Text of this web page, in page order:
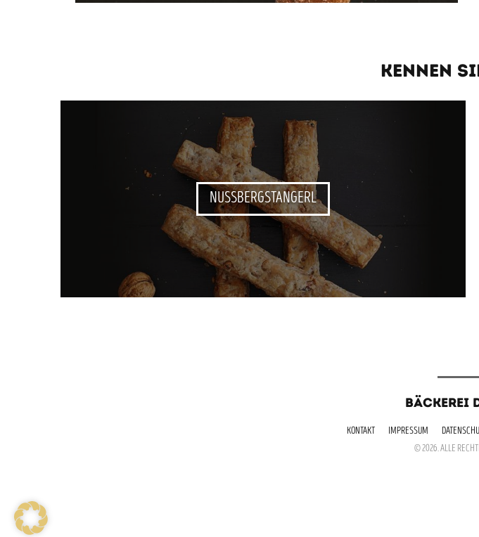
KENNEN
NUSSBERGSTANGERL
BÄCKEREI
KONTAKT IMPRESSUM
© 2026. ALLE